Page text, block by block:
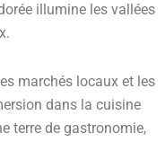
illumine les vallées
marchés locaux et les
dans la cuisine
terre de gastronomie,